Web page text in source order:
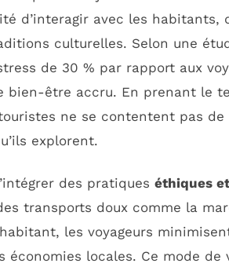
d’interagir avec les habitants,
culturelles. Selon une
de 30 % par rapport aux
être accru. En prenant le
ne se contentent pas
explorent.
des pratiques éthiques
transports doux comme la
les voyageurs
locales. Ce mode de